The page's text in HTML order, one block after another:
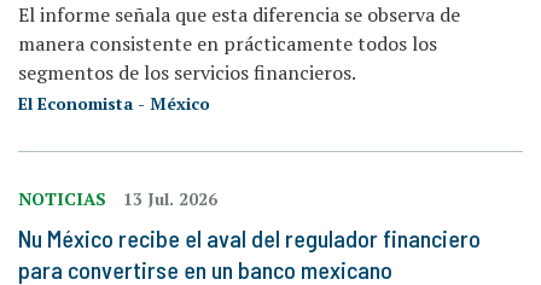
El informe señala que esta diferencia se observa de
manera consistente en prácticamente todos los
segmentos de los servicios financieros.
El Economista - México
NOTICIAS 13 Jul. 2026
Nu México recibe el aval del regulador financiero
para convertirse en un banco mexicano